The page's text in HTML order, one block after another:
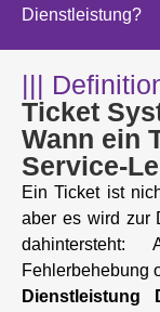
Dienstleistung?
|||
Ticket
Wann ein
Service-
Ein Ticket ist
aber es wird zur
dahintersteht:
Fehlerbehebung
Dienstleistung